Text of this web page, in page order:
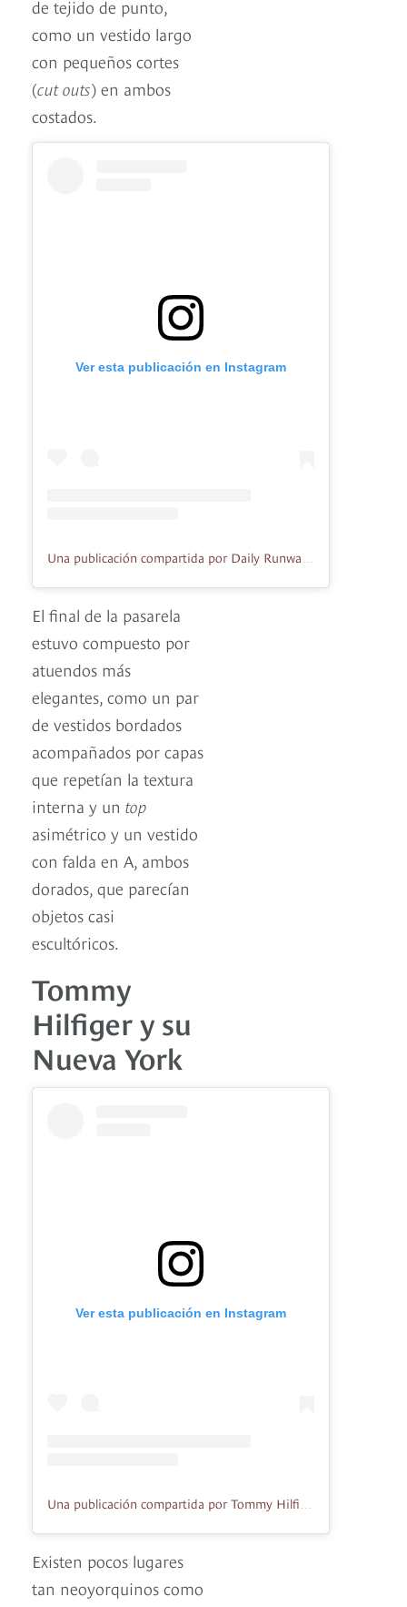
de tejido de punto,
como un vestido largo
con pequeños cortes
(cut outs) en ambos
costados.
Ver esta publicación en Instagram
Una publicación compartida por Daily Runway Fashion News (@authordaily)
El final de la pasarela
estuvo compuesto por
atuendos más
elegantes, como un par
de vestidos bordados
acompañados por capas
que repetían la textura
interna y un top
asimétrico y un vestido
con falda en A, ambos
dorados, que parecían
objetos casi
escultóricos.
Tommy
Hilfiger y su
Nueva York
Ver esta publicación en Instagram
Existen pocos lugares
tan neoyorquinos como